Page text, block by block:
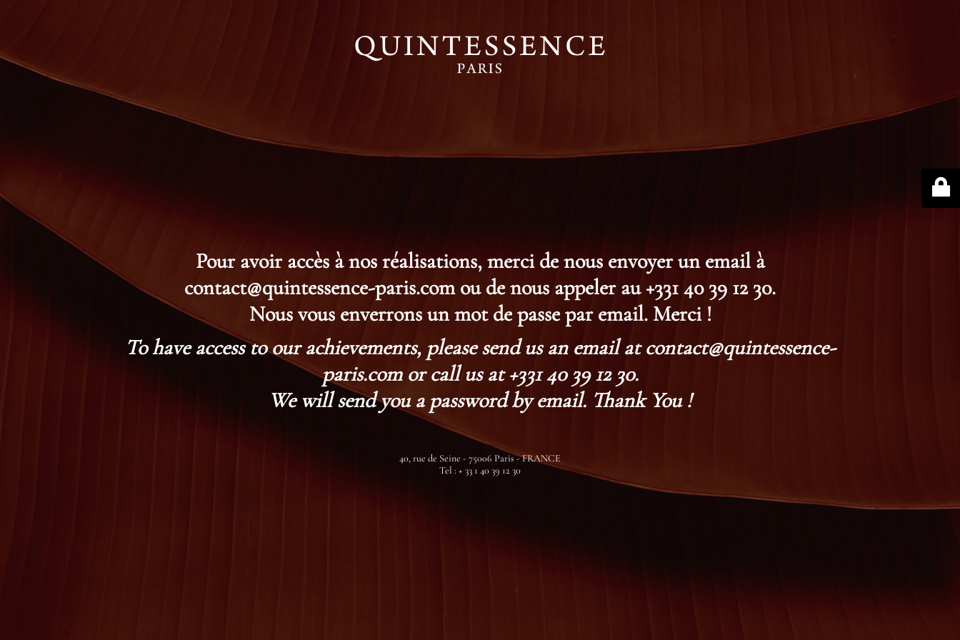
Pour avoir accès à nos réalisations, merci de nous envoyer un email à
contact@quintessence-paris.com ou de nous appeler au +331 40 39 12 30.
Nous vous enverrons un mot de passe par email. Merci !
To have access to our achievements, please send us an email at contact@quintessence-
paris.com or call us at +331 40 39 12 30.
We will send you a password by email. Thank You !
40, rue de Seine - 75006 Paris - FRANCE
Tel : + 33 1 40 39 12 30